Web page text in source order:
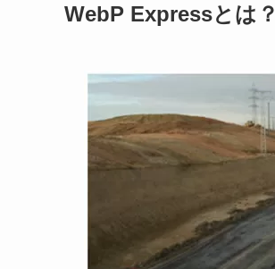
WebP Expressとは？